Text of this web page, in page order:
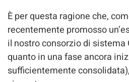
È per questa ragione che,
recentemente promosso
il nostro consorzio di sistema
quanto in una fase ancora
sufficientemente